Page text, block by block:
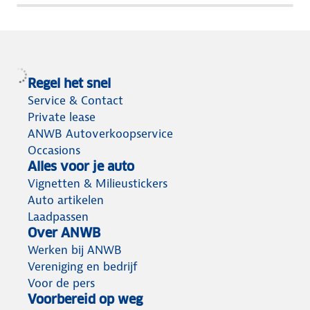
Regel het snel
Service & Contact
Private lease
ANWB Autoverkoopservice
Occasions
Alles voor je auto
Vignetten & Milieustickers
Auto artikelen
Laadpassen
Over ANWB
Werken bij ANWB
Vereniging en bedrijf
Voor de pers
Voorbereid op weg